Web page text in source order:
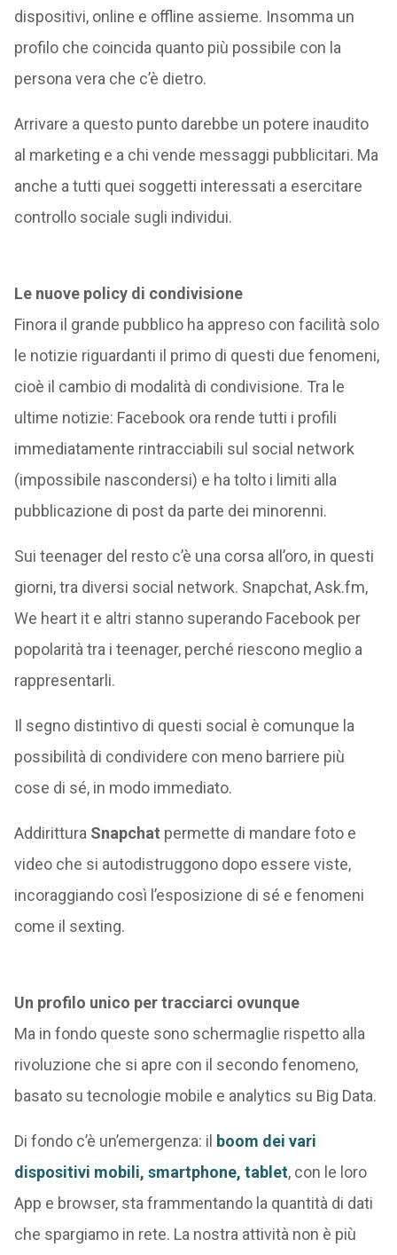
dispositivi, online e offline assieme. Insomma un
profilo che coincida quanto più possibile con la
persona vera che c’è dietro.
Arrivare a questo punto darebbe un potere inaudito
al marketing e a chi vende messaggi pubblicitari. Ma
anche a tutti quei soggetti interessati a esercitare
controllo sociale sugli individui.
Le nuove policy di condivisione
Finora il grande pubblico ha appreso con facilità solo
le notizie riguardanti il primo di questi due fenomeni,
cioè il cambio di modalità di condivisione. Tra le
ultime notizie: Facebook ora rende tutti i profili
immediatamente rintracciabili sul social network
(impossibile nascondersi) e ha tolto i limiti alla
pubblicazione di post da parte dei minorenni.
Sui teenager del resto c’è una corsa all’oro, in questi
giorni, tra diversi social network. Snapchat, Ask.fm,
We heart it e altri stanno superando Facebook per
popolarità tra i teenager, perché riescono meglio a
rappresentarli.
Il segno distintivo di questi social è comunque la
possibilità di condividere con meno barriere più
cose di sé, in modo immediato.
Addirittura Snapchat permette di mandare foto e
video che si autodistruggono dopo essere viste,
incoraggiando così l’esposizione di sé e fenomeni
come il sexting.
Un profilo unico per tracciarci ovunque
Ma in fondo queste sono schermaglie rispetto alla
rivoluzione che si apre con il secondo fenomeno,
basato su tecnologie mobile e analytics su Big Data.
Di fondo c’è un’emergenza: il boom dei vari
dispositivi mobili, smartphone, tablet, con le loro
App e browser, sta frammentando la quantità di dati
che spargiamo in rete. La nostra attività non è più